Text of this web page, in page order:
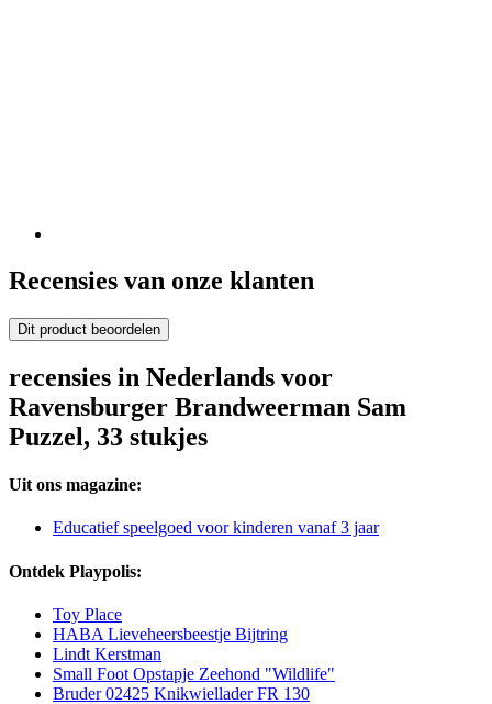
Recensies van onze klanten
Dit product beoordelen
recensies in Nederlands voor
Ravensburger Brandweerman Sam
Puzzel, 33 stukjes
Uit ons magazine:
Educatief speelgoed voor kinderen vanaf 3 jaar
Ontdek Playpolis:
Toy Place
HABA Lieveheersbeestje Bijtring
Lindt Kerstman
Small Foot Opstapje Zeehond "Wildlife"
Bruder 02425 Knikwiellader FR 130